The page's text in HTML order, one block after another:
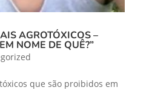
AGROTÓXICOS –
NOME DE QUÊ?”
que são proibidos em